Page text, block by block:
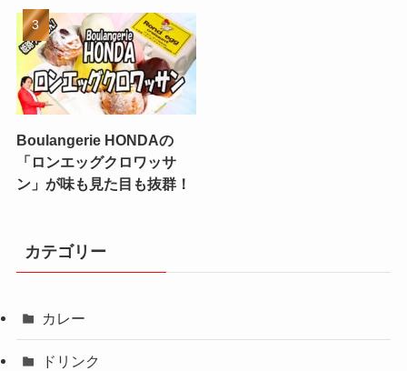
Boulangerie HONDAの
「ロンエッグクロワッサ
ン」が味も見た目も抜群！
カテゴリー
カレー
ドリンク